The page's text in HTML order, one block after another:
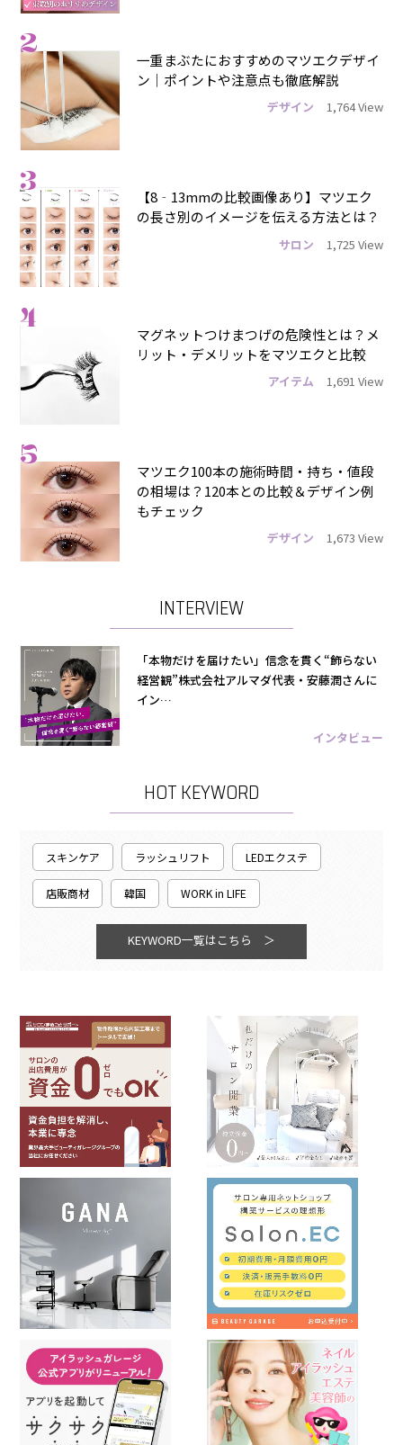
2
一重まぶたにおすすめのマツエクデザイ
ン｜ポイントや注意点も徹底解説
デザイン 1,764 View
3
【8‐13mmの比較画像あり】マツエク
の長さ別のイメージを伝える方法とは？
サロン 1,725 View
4
マグネットつけまつげの危険性とは？メ
リット・デメリットをマツエクと比較
アイテム 1,691 View
5
マツエク100本の施術時間・持ち・値段
の相場は？120本との比較＆デザイン例
もチェック
デザイン 1,673 View
INTERVIEW
「本物だけを届けたい」信念を貫く“飾らない
経営観”株式会社アルマダ代表・安藤潤さんに
イン…
インタビュー
HOT KEYWORD
スキンケア ラッシュリフト LEDエクステ
店販商材 韓国 WORK in LIFE
KEYWORD一覧はこちら